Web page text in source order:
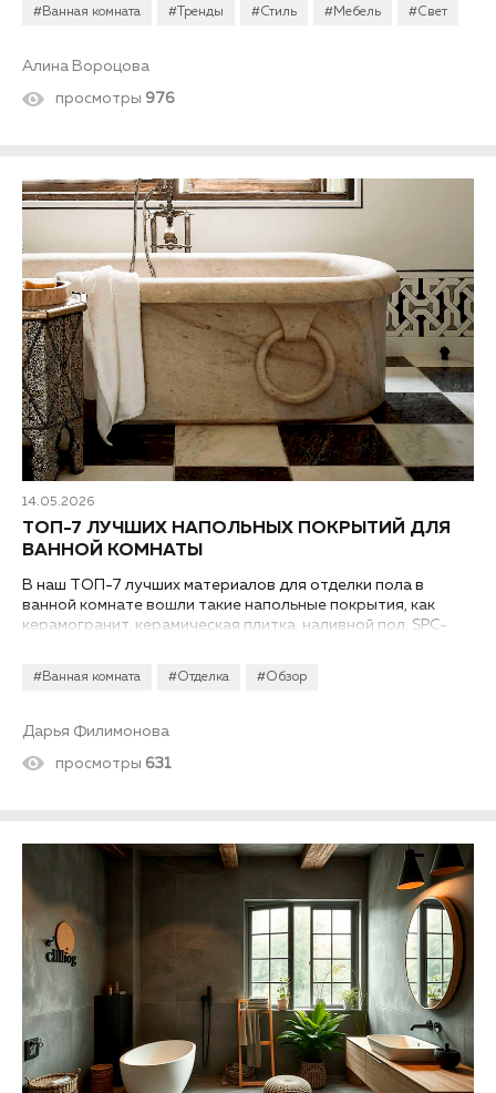
#Ванная комната #Тренды #Стиль #Мебель #Свет
Алина Вороцова
просмотры 976
14.05.2026
#Ванная комната #Отделка #Обзор
ТОП-7 ЛУЧШИХ НАПОЛЬНЫХ ПОКРЫТИЙ ДЛЯ
ВАННОЙ КОМНАТЫ
В наш ТОП-7 лучших материалов для отделки пола в
ванной комнате вошли такие напольные покрытия, как
керамогранит, керамическая плитка, наливной пол, SPC-
минусы...
Дарья Филимонова
просмотры 631